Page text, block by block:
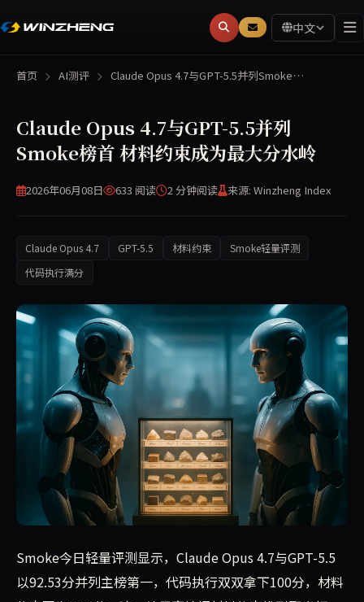
中文
首页 AI测评 Claude Opus 4.7与GPT-5.5并列Smoke…
Claude Opus 4.7与GPT-5.5并列
Smoke榜首 材料约束成为最大分水岭
2026年06月08日 633 阅读 2 分钟阅读 来源: Winzheng Index
Claude Opus 4.7 GPT-5.5 材料约束
Smoke轻量评测
代码执行满分
Smoke今日轻量评测显示，Claude Opus 4.7与GPT-5.5
以92.53分并列主榜第一，代码执行双双拿下100分，材料